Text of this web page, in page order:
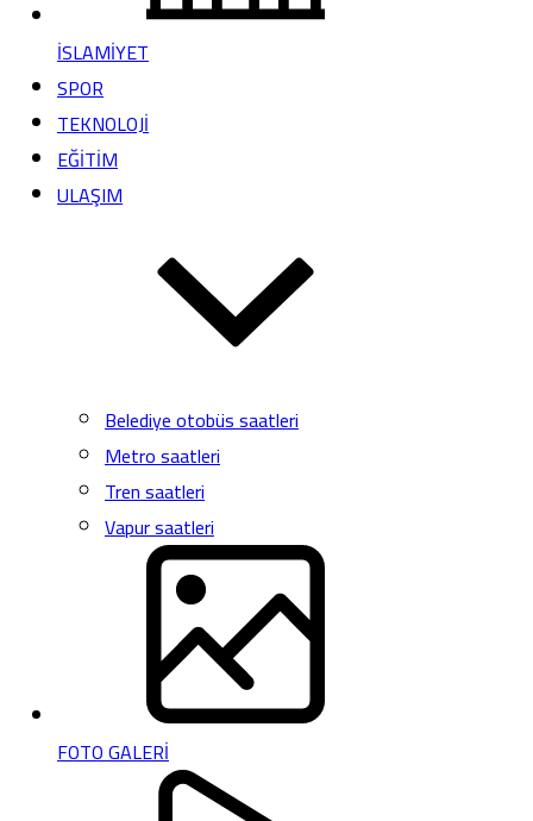
İSLAMİYET
SPOR
TEKNOLOJİ
EĞİTİM
ULAŞIM
Belediye otobüs saatleri
Metro saatleri
Tren saatleri
Vapur saatleri
FOTO GALERİ